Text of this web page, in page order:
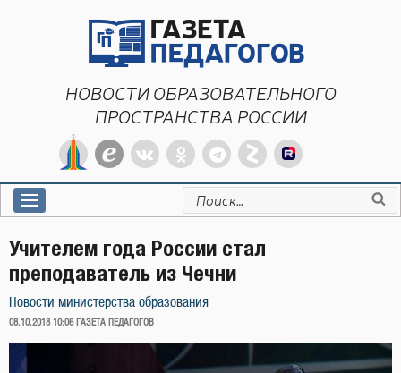
НОВОСТИ ОБРАЗОВАТЕЛЬНОГО
ПРОСТРАНСТВА РОССИИ
Искать:
Учителем года России стал
преподаватель из Чечни
Новости министерства образования
ОПУБЛИКОВАНО
08.10.2018 10:06 ГАЗЕТА ПЕДАГОГОВ